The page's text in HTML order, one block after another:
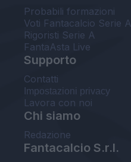
Probabili formazioni
Voti Fantacalcio Serie A
Rigoristi Serie A
FantaAsta Live
Supporto
Contatti
Impostazioni privacy
Lavora con noi
Chi siamo
Redazione
Fantacalcio S.r.l.